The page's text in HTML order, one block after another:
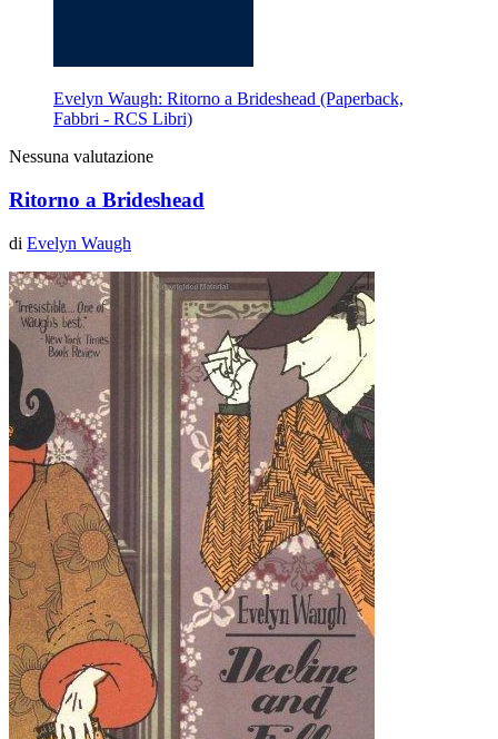
Evelyn Waugh: Ritorno a Brideshead (Paperback,
Fabbri - RCS Libri)
Nessuna valutazione
Ritorno a Brideshead
di Evelyn Waugh